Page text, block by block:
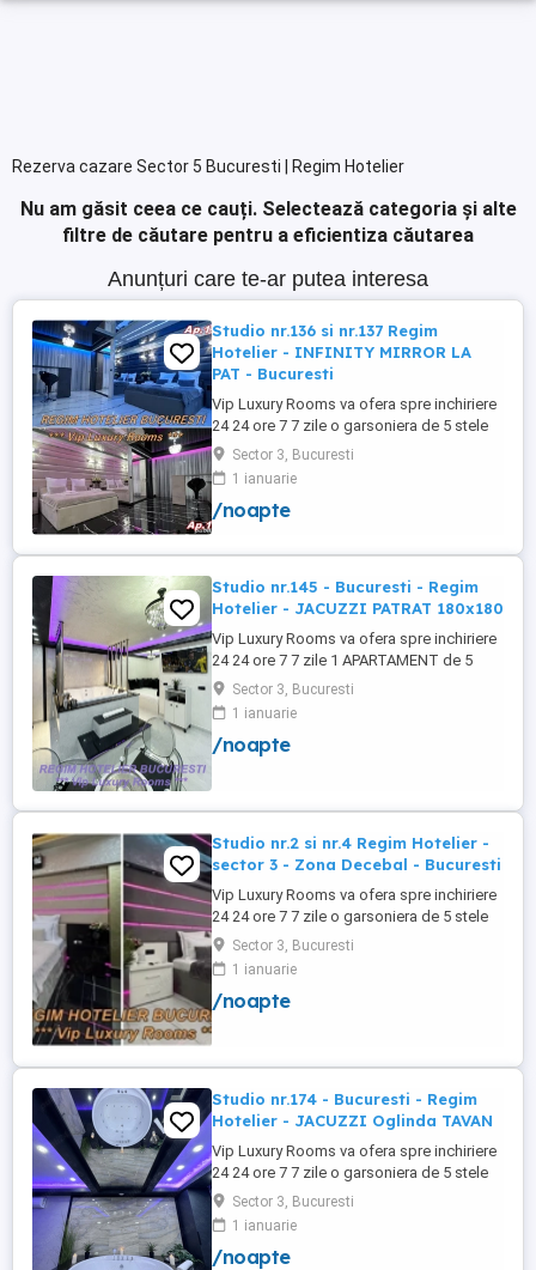
Rezerva cazare Sector 5 Bucuresti | Regim Hotelier
Nu am găsit ceea ce cauți. Selectează categoria și alte
filtre de căutare pentru a eficientiza căutarea
Anunțuri care te-ar putea interesa
Studio nr.136 si nr.137 Regim
Hotelier - INFINITY MIRROR LA
PAT - Bucuresti
Vip Luxury Rooms va ofera spre inchiriere
24 24 ore 7 7 zile o garsoniera de 5 stele
Luxoase cu un desing unic si deosebit in
Sector 3 Bucuresti . Garsoniera se alfa in
Complex Rezidential Nou . Acces Bariera
Monitorizare Video in Complex ( de la
PRIVAT in complex ...
Sector 3, Bucuresti
1 ianuarie
/noapte
Studio nr.145 - Bucuresti - Regim
Hotelier - JACUZZI PATRAT 180x180
Vip Luxury Rooms va ofera spre inchiriere
24 24 ore 7 7 zile 1 APARTAMENT de 5
stele Luxos cu un desing unic si deosebit
in Sector 3 Bucuresti . APARTAMENTUL se
alfa in Complex Rezidential Nou . Acces
Bariera Monitorizare Video in Complex (
Sector 3, Bucuresti
1 ianuarie
/noapte
Studio nr.2 si nr.4 Regim Hotelier -
sector 3 - Zona Decebal - Bucuresti
Vip Luxury Rooms va ofera spre inchiriere
24 24 ore 7 7 zile o garsoniera de 5 stele
Luxoase cu un desing unic si deosebit in
Sector 3 Bucuresti . Garsoniera se alfa in
Complex Rezidential Nou . Monitorizare
Video in Complex ( de la Politia Locala
Sector 3, Bucuresti
1 ianuarie
/noapte
Studio nr.174 - Bucuresti - Regim
Hotelier - JACUZZI Oglinda TAVAN
Vip Luxury Rooms va ofera spre inchiriere
24 24 ore 7 7 zile o garsoniera de 5 stele
Luxoase cu un desing unic si deosebit in
Sector 3 Bucuresti . Garsoniera se alfa in
Complex Rezidential Nou . Acces Bariera
Monitorizare Video in Complex ( de la
Sector 3, Bucuresti
1 ianuarie
/noapte